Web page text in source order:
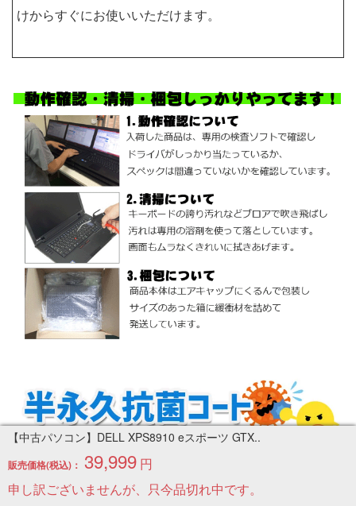
けからすぐにお使いいただけます。
【中古パソコン】DELL XPS8910 eスポーツ GTX..
販売価格(税込)： 39,999 円
申し訳ございませんが、只今品切れ中です。